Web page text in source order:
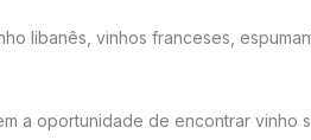
libanês, vinhos franceses,
a oportunidade de encontrar vinho